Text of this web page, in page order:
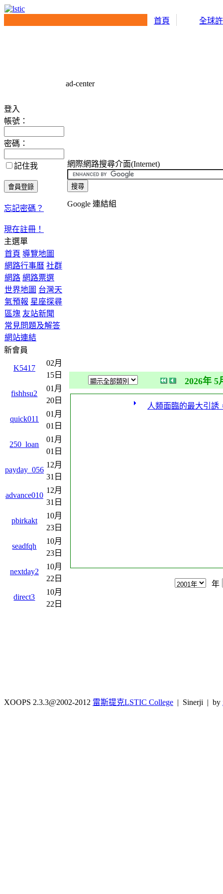
首頁 全球
登入
帳號：
密碼：
記住我
忘記密碼？
現在註冊！
主選單
首頁 導覽地圖
網路行事曆 社群
網路 網路票選
世界地圖 台灣天
氣預報 星座探尋
區塊 友站新聞
常見問題及解答
網站連結
新會員
K5417
02月
15日
fishhsu2
01月
20日
quick011
01月
01日
250_loan
01月
01日
payday_056
12月
31日
advance010
12月
31日
pbirkakt
10月
23日
seadfqh
10月
23日
nextday2
10月
22日
direct3
10月
22日
ad-center
網際網路搜尋介面(Internet)
Google 連結組
2026年 5
人類面臨的最大引誘
年
XOOPS 2.3.3@2002-2012 雷斯提克LSTIC College | Sinerji | by